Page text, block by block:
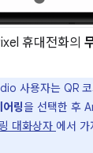
휴대전화의
사용자는 QR 코
링을 선택한 후
대화상자 에서